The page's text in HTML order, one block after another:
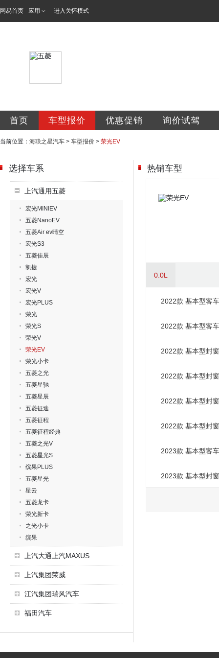
网易首页 应用 进入关怀模式
首页 车型报价 优惠促销 询价试驾
当前位置： 海联之星汽车 > 车型报价 > 荣光EV
选择车系
上汽通用五菱
宏光MINIEV
五菱NanoEV
五菱Air ev晴空
宏光S3
五菱佳辰
凯捷
宏光
宏光V
宏光PLUS
荣光
荣光S
荣光V
荣光EV
荣光小卡
五菱之光
五菱星驰
五菱星辰
五菱征途
五菱征程
五菱征程经典
五菱之光V
五菱星光S
缤果PLUS
五菱星光
星云
五菱龙卡
荣光新卡
之光小卡
缤果
上汽大通上汽MAXUS
上汽集团荣威
江汽集团瑞风汽车
福田汽车
热销车型
0.0L
2022款 基本型客
2022款 基本型客
2022款 基本型封
2022款 基本型封
2022款 基本型封
2022款 基本型封
2023款 基本型客
2023款 基本型封